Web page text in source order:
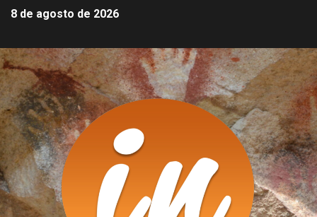
8 de agosto de 2026